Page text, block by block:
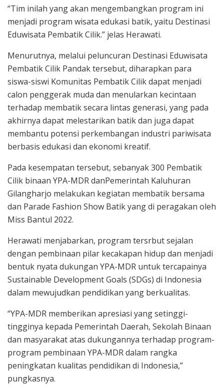
“Tim inilah yang akan mengembangkan program ini
menjadi program wisata edukasi batik, yaitu Destinasi
Eduwisata Pembatik Cilik.” jelas Herawati.
Menurutnya, melalui peluncuran Destinasi Eduwisata
Pembatik Cilik Pandak tersebut, diharapkan para
siswa-siswi Komunitas Pembatik Cilik dapat menjadi
calon penggerak muda dan menularkan kecintaan
terhadap membatik secara lintas generasi, yang pada
akhirnya dapat melestarikan batik dan juga dapat
membantu potensi perkembangan industri pariwisata
berbasis edukasi dan ekonomi kreatif.
Pada kesempatan tersebut, sebanyak 300 Pembatik
Cilik binaan YPA-MDR danPemerintah Kaluhuran
Gilangharjo melakukan kegiatan membatik bersama
dan Parade Fashion Show Batik yang di peragakan oleh
Miss Bantul 2022.
Herawati menjabarkan, program tersrbut sejalan
dengan pembinaan pilar kecakapan hidup dan menjadi
bentuk nyata dukungan YPA-MDR untuk tercapainya
Sustainable Development Goals (SDGs) di Indonesia
dalam mewujudkan pendidikan yang berkualitas.
“YPA-MDR memberikan apresiasi yang setinggi-
tingginya kepada Pemerintah Daerah, Sekolah Binaan
dan masyarakat atas dukungannya terhadap program-
program pembinaan YPA-MDR dalam rangka
peningkatan kualitas pendidikan di Indonesia,”
pungkasnya.